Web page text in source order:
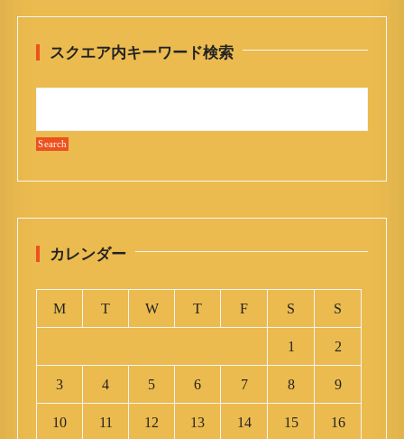
スクエア内キーワード検索
カレンダー
M T W T F S S
1 2
3 4 5 6 7 8 9
10 11 12 13 14 15 16